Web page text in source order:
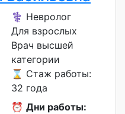
⚕️ Невролог
Для взрослых
Врач высшей
категории
⌛ Стаж работы:
32 года
⏰ Дни работы: